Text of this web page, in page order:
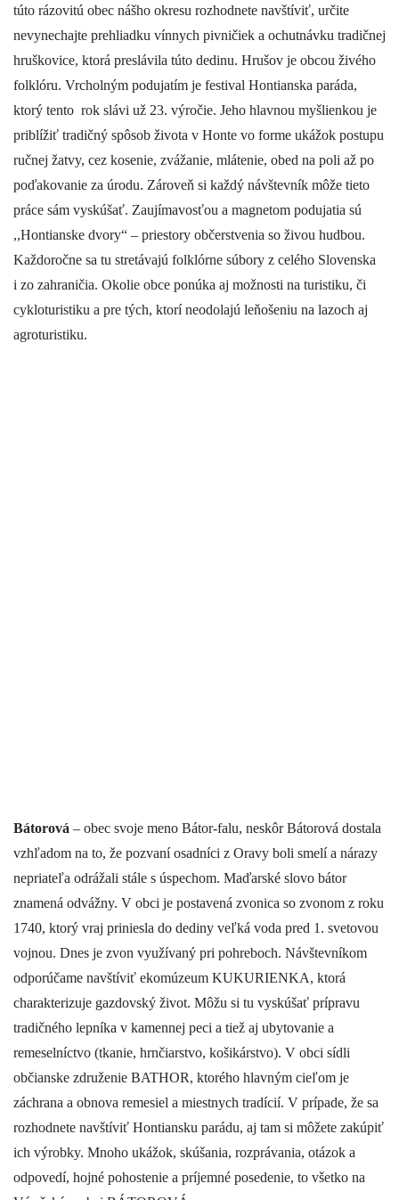
túto rázovitú obec nášho okresu rozhodnete navštíviť, určite
nevynechajte prehliadku vínnych pivničiek a ochutnávku tradičnej
hruškovice, ktorá preslávila túto dedinu. Hrušov je obcou živého
folklóru. Vrcholným podujatím je festival Hontianska paráda,
ktorý tento rok slávi už 23. výročie. Jeho hlavnou myšlienkou je
priblížiť tradičný spôsob života v Honte vo forme ukážok postupu
ručnej žatvy, cez kosenie, zvážanie, mlátenie, obed na poli až po
poďakovanie za úrodu. Zároveň si každý návštevník môže tieto
práce sám vyskúšať. Zaujímavosťou a magnetom podujatia sú
,,Hontianske dvory“ – priestory občerstvenia so živou hudbou.
Každoročne sa tu stretávajú folklórne súbory z celého Slovenska
i zo zahraničia. Okolie obce ponúka aj možnosti na turistiku, či
cykloturistiku a pre tých, ktorí neodolajú leňošeniu na lazoch aj
agroturistiku.
Bátorová – obec svoje meno Bátor-falu, neskôr Bátorová dostala
vzhľadom na to, že pozvaní osadníci z Oravy boli smelí a nárazy
nepriateľa odrážali stále s úspechom. Maďarské slovo bátor
znamená odvážny. V obci je postavená zvonica so zvonom z roku
1740, ktorý vraj priniesla do dediny veľká voda pred 1. svetovou
vojnou. Dnes je zvon využívaný pri pohreboch. Návštevníkom
odporúčame navštíviť ekomúzeum KUKURIENKA, ktorá
charakterizuje gazdovský život. Môžu si tu vyskúšať prípravu
tradičného lepníka v kamennej peci a tiež aj ubytovanie a
remeselníctvo (tkanie, hrnčiarstvo, košikárstvo). V obci sídli
občianske združenie BATHOR, ktorého hlavným cieľom je
záchrana a obnova remesiel a miestnych tradícií. V prípade, že sa
rozhodnete navštíviť Hontiansku parádu, aj tam si môžete zakúpiť
ich výrobky. Mnoho ukážok, skúšania, rozprávania, otázok a
odpovedí, hojné pohostenie a príjemné posedenie, to všetko na